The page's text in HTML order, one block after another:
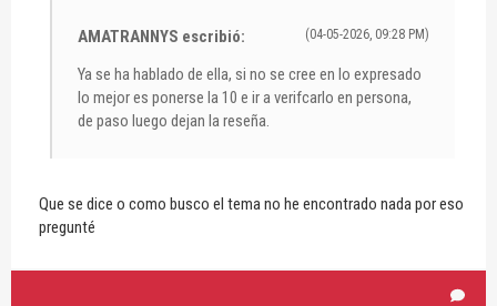
(04-05-2026, 09:28 PM)
AMATRANNYS escribió:
Ya se ha hablado de ella, si no se cree en lo expresado
lo mejor es ponerse la 10 e ir a verifcarlo en persona,
de paso luego dejan la reseña.
Que se dice o como busco el tema no he encontrado nada por eso
pregunté